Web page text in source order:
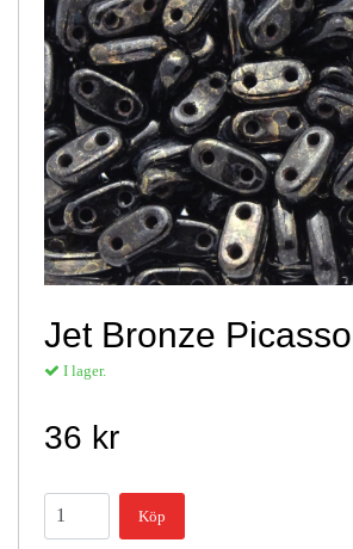
Jet Bronze
I lager.
36 kr
Köp